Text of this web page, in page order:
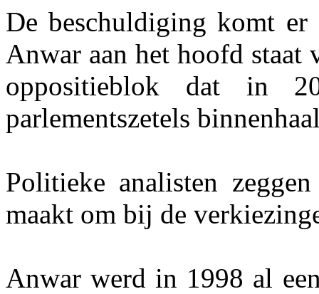
De beschuldiging komt
Anwar aan het hoofd staat
oppositieblok dat in
parlementszetels
Politieke analisten
maakt om bij de
Anwar werd in 1998 al